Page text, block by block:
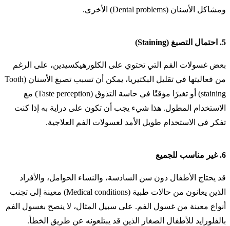
ومشاكل الأسنان (Dental problems) الأخرى.
5. احتمال التصبغ (Staining)
بعض غسولات الفم التي تحتوي على الكلورهيكسيدين، على الرغم
من فعاليتها في تقليل البكتيريا، يمكن أن تسبب تصبغ الأسنان (Tooth
staining) أو تغيرًا مؤقتًا في حاسة التذوق (Taste perception) مع
الاستخدام المطول. هذا شيء يجب أن تكون على دراية به إذا كنت
تفكر في الاستخدام طويل الأمد لغسولات الفم العلاجية.
6. غير مناسب للجميع
قد يحتاج الأطفال دون سن السادسة، والنساء الحوامل، والأفراد
الذين يعانون من حالات طبية (Medical conditions) معينة إلى تجنب
أنواع معينة من غسول الفم. على سبيل المثال، لا ينصح بغسول الفم
بالفلورايد للأطفال الصغار الذين قد يبتلعونه عن طريق الخطأ.